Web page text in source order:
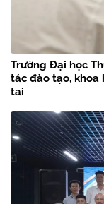
Trường Đại học
tác đào tạo, khoa
tai